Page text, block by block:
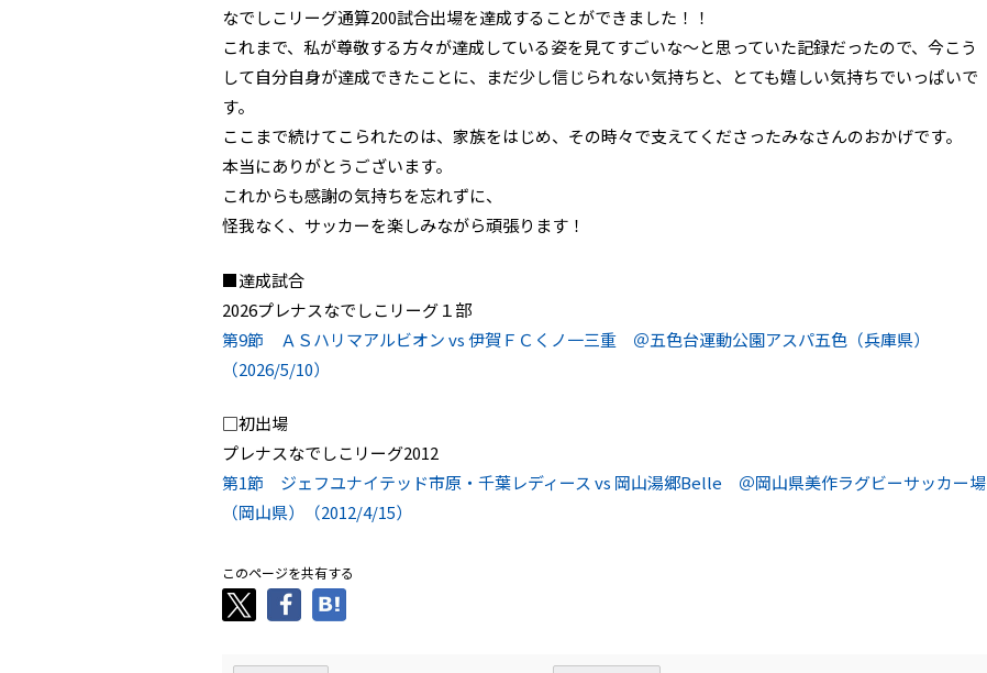
なでしこリーグ通算200試合出場を達成することができました！！
これまで、私が尊敬する方々が達成している姿を見てすごいな～と思っていた記録だったので、今こう
して自分自身が達成できたことに、まだ少し信じられない気持ちと、とても嬉しい気持ちでいっぱいで
す。
ここまで続けてこられたのは、家族をはじめ、その時々で支えてくださったみなさんのおかげです。
本当にありがとうございます。
これからも感謝の気持ちを忘れずに、
怪我なく、サッカーを楽しみながら頑張ります！
■達成試合
2026プレナスなでしこリーグ１部
第9節 ＡＳハリマアルビオン vs 伊賀ＦＣくノ一三重 ＠五色台運動公園アスパ五色（兵庫県）
（2026/5/10）
□初出場
プレナスなでしこリーグ2012
第1節 ジェフユナイテッド市原・千葉レディース vs 岡山湯郷Belle ＠岡山県美作ラグビーサッカー場
（岡山県）（2012/4/15）
このページを共有する